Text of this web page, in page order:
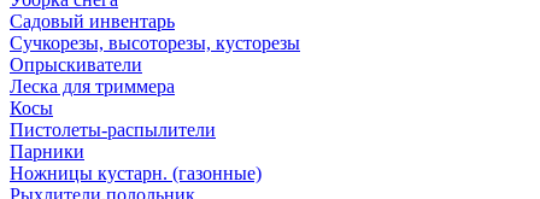
Садовый инвентарь
Сучкорезы, высоторезы, кусторезы
Опрыскиватели
Леска для триммера
Косы
Пистолеты-распылители
Парники
Ножницы кустарн. (газонные)
Рыхлители,полольник